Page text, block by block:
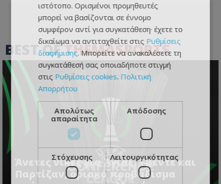
BEST OFTHEMASPORTS
Άνετες νίκες για Άγιαξ, Τβέντε και
Παρτίζαν, οριακό προβάδισμα
ιστότοπο. Ορισμένοι προμηθευτές
μπορεί να βασίζονται σε έννομο
συμφέρον αντί για συγκατάθεση· έχετε το
δικαίωμα να αντιταχθείτε στις Ρυθμίσεις
διαφήμισης. Μπορείτε να ανακαλέσετε τη
συγκατάθεσή σας οποιαδήποτε στιγμή
στις Ρυθμίσεις cookies. Πολιτική
Απορρήτου
Απολύτως
απαραίτητα
Απόδοσης
Στόχευσης Λειτουργικότητας